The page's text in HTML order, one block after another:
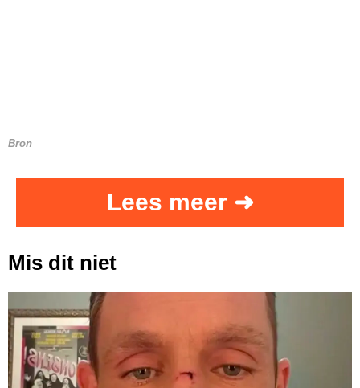
Bron
Lees meer ➜
Mis dit niet